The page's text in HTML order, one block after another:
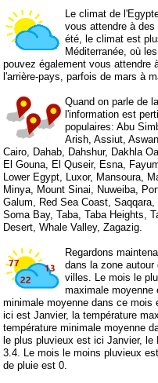
Le climat de
vous attendre à
été, le climat est
Méditerranée, où
pouvez également vous attendre
l'arrière-pays, parfois de mars à
Quand on parle de
l'information est
populaires: Abu
Arish, Assiut,
Cairo, Dahab, Dahshur, Dakhla
El Gouna, El Quseir, Esna,
Lower Egypt, Luxor, Mansoura,
Minya, Mount Sinai, Nuweiba,
Galum, Red Sea Coast,
Soma Bay, Taba, Taba Heights,
Desert, Whale Valley, Zagazig.
Regardons
dans la zone
villes. Le mois le
maximale
minimale moyenne dans ce
ici est Janvier, la température
température minimale moyenne
le plus pluvieux est ici Janvier, le
3.4. Le mois le moins pluvieux
de pluie est 0.